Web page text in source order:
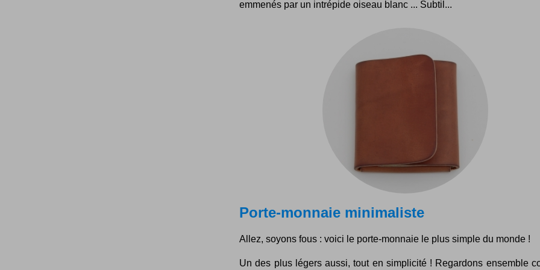
emmenés par un intrépide oiseau blanc ... Subtil...
Porte-monnaie minimaliste
Allez, soyons fous : voici le porte-monnaie le plus simple du monde !
Un des plus légers aussi, tout en simplicité ! Regardons ensemble